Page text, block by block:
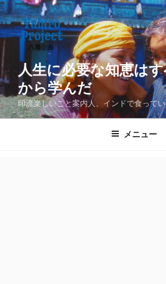
コ
ン
テ
ン
ツ
へ
ス
キ
ッ
人生に必要な知恵は
から学んだ
印流楽しいこと案内人、インドで食って
メニュー